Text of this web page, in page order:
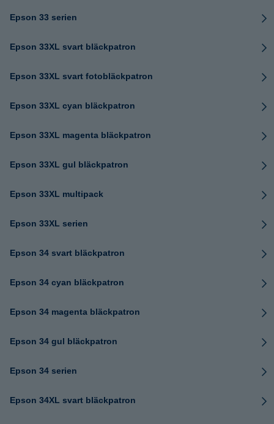
Epson 33 serien
Epson 33XL svart bläckpatron
Epson 33XL svart fotobläckpatron
Epson 33XL cyan bläckpatron
Epson 33XL magenta bläckpatron
Epson 33XL gul bläckpatron
Epson 33XL multipack
Epson 33XL serien
Epson 34 svart bläckpatron
Epson 34 cyan bläckpatron
Epson 34 magenta bläckpatron
Epson 34 gul bläckpatron
Epson 34 serien
Epson 34XL svart bläckpatron